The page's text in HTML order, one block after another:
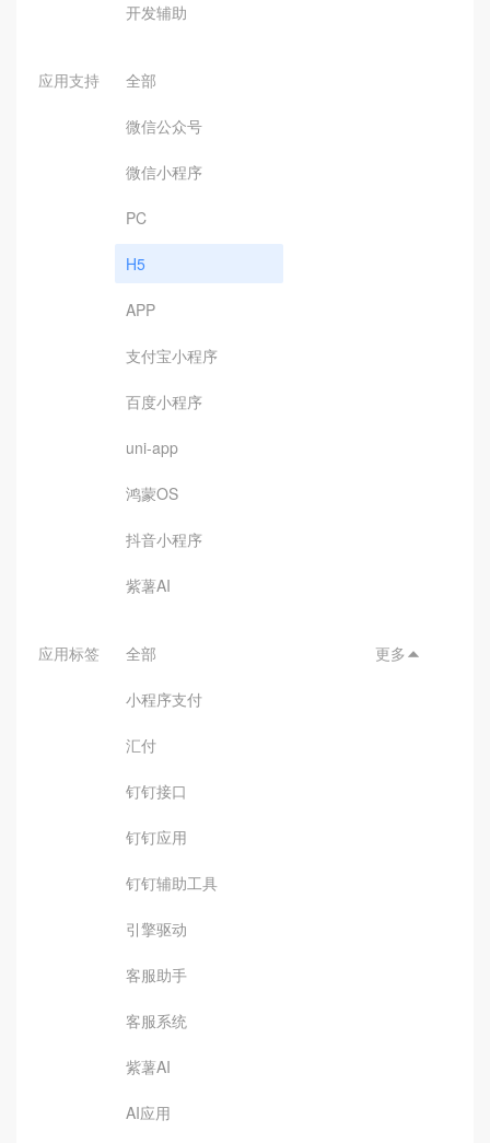
开发辅助
应用支持 全部
微信公众号
微信小程序
PC
H5
APP
支付宝小程序
百度小程序
uni-app
鸿蒙OS
抖音小程序
紫薯AI
应用标签 全部
小程序支付
汇付
钉钉接口
钉钉应用
钉钉辅助工具
引擎驱动
客服助手
客服系统
紫薯AI
AI应用
更多 